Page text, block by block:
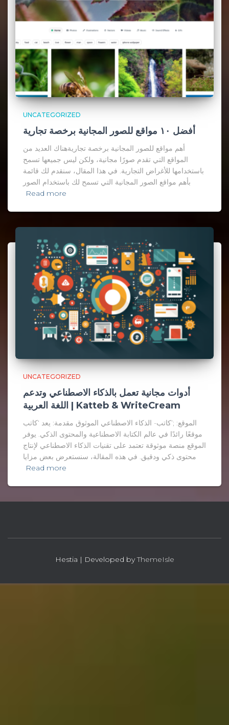
UNCATEGORIZED
أفضل ١٠ مواقع للصور المجانية برخصة تجارية
أهم مواقع للصور المجانية برخصة تجاريةهناك العديد من
المواقع التي تقدم صورًا مجانية، ولكن ليس جميعها تسمح
باستخدامها للأغراض التجارية. في هذا المقال، سنقدم لك قائمة
بأهم مواقع الصور المجانية التي تسمح لك باستخدام الصور
Read more
UNCATEGORIZED
أدوات مجانية تعمل بالذكاء الاصطناعي وتدعم
اللغة العربية | Katteb & WriteCream
الموقع: ;’كاتب- الذكاء الاصطناعي الموثوق مقدمة: يعد ‘كاتب
موقعًا رائدًا في عالم الكتابة الاصطناعية والمحتوى الذكي. يوفر
الموقع منصة موثوقة تعتمد على تقنيات الذكاء الاصطناعي لإنتاج
محتوى ذكي ودقيق. في هذه المقالة، سنستعرض بعض مزايا
Read more
Hestia | Developed byThemeIsle